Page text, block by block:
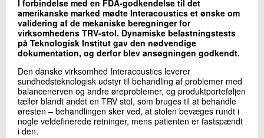
Send
I forbindelse med en FDA-godkendelse til det
amerikanske marked mødte Interacoustics et ønske om
validering af de mekaniske beregninger for
virksomhedens TRV-stol. Dynamiske belastningstests
på Teknologisk Institut gav den nødvendige
dokumentation, og derfor blev ansøgningen godkendt.
Den danske virksomhed Interacoustics leverer
sundhedsteknologisk udstyr til behandling af problemer med
balancenerven og andre øreproblemer, og produktporteføljen
tæller blandt andet en TRV stol, som bruges til at behandle
øresten – behandlingen sker ved, at stolen bevæges rundt i
nogle veldefinerede retninger, mens patienten er fastspændt
i den.